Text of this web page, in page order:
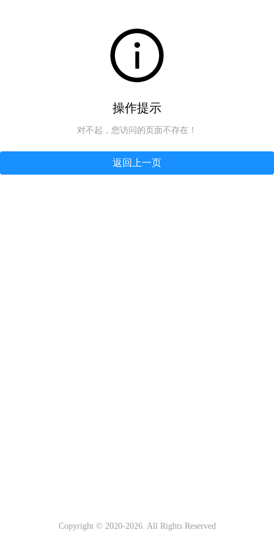
操作提示
对不起，您访问的页面不存在！
返回上一页
Copyright © 2020-2026. All Rights Reserved